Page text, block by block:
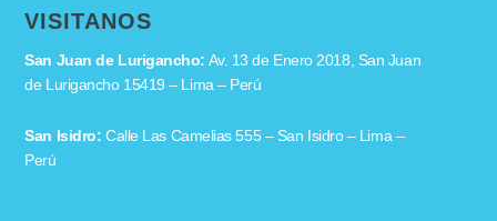
VISITANOS
San Juan de Lurigancho: Av. 13 de Enero 2018, San Juan
de Lurigancho 15419 – Lima – Perú
San Isidro: Calle Las Camelias 555 – San Isidro – Lima –
Perú